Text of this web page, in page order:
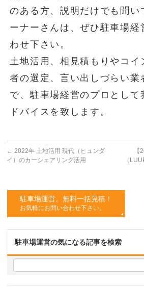
のある方、説明だけでも聞い
ーナーさんは、ぜひ駐車場経
わせ下さい。
土地活用、相見積もりやコイ
者の選定、言い出しづらい業
で、駐車場経営のプロとして
ドバイスを致します。
← 2022年 土地活用 現代（ヒュンダ
イ）のカーシェアリング活用
（
駐車場運営。無料一括見積！
お気軽にお問い合わせ下さい。
駐車場運営の気になる記事を検索